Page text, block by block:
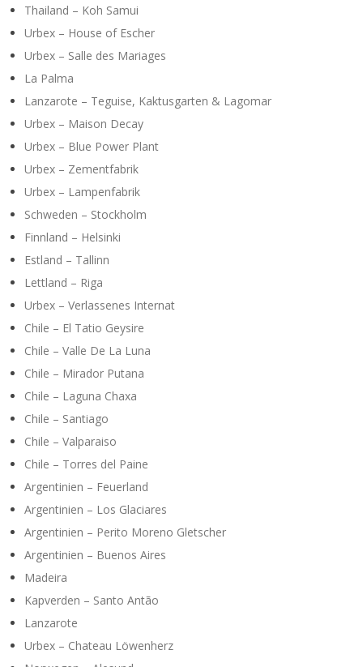
Thailand – Koh Samui
Urbex – House of Escher
Urbex – Salle des Mariages
La Palma
Lanzarote – Teguise, Kaktusgarten & Lagomar
Urbex – Maison Decay
Urbex – Blue Power Plant
Urbex – Zementfabrik
Urbex – Lampenfabrik
Schweden – Stockholm
Finnland – Helsinki
Estland – Tallinn
Lettland – Riga
Urbex – Verlassenes Internat
Chile – El Tatio Geysire
Chile – Valle De La Luna
Chile – Mirador Putana
Chile – Laguna Chaxa
Chile – Santiago
Chile – Valparaiso
Chile – Torres del Paine
Argentinien – Feuerland
Argentinien – Los Glaciares
Argentinien – Perito Moreno Gletscher
Argentinien – Buenos Aires
Madeira
Kapverden – Santo Antão
Lanzarote
Urbex – Chateau Löwenherz